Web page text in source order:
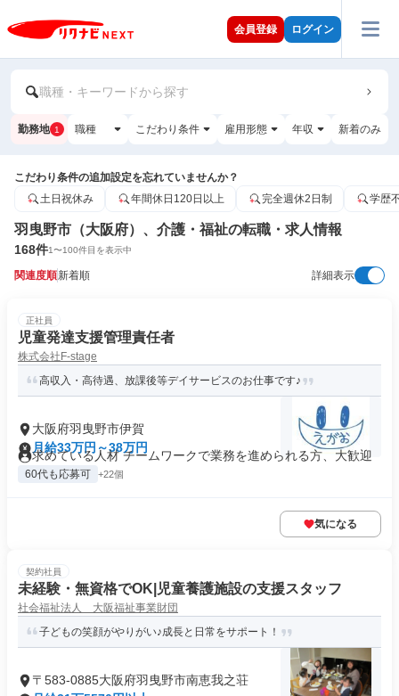
会員登録 ログイン
職種・キーワードから探す
勤務地 1 職種 こだわり条件 雇用形態 年収 新着のみ
こだわり条件の追加設定を忘れていませんか？
土日祝休み
年間休日120日以上 完全週休2日制 学歴
羽曳野市（大阪府）、介護・福祉の転職・求人情報
168件1〜100件目を表示中
関連度順新着順 詳細表示
正社員
児童発達支援管理責任者
株式会社F-stage
高収入・高待遇、放課後等デイサービスのお仕事です♪
大阪府羽曳野市伊賀
月給33万円～38万円
求めている人材 チームワークで業務を進められる方、大歓迎
60代も応募可 +22個
気になる
契約社員
未経験・無資格でOK|児童養護施設の支援スタッフ
社会福祉法人 大阪福祉事業財団
子どもの笑顔がやりがい♪成長と日常をサポート！
〒583-0885大阪府羽曳野市南恵我之荘